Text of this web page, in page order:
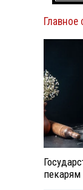
Главное
пекарям